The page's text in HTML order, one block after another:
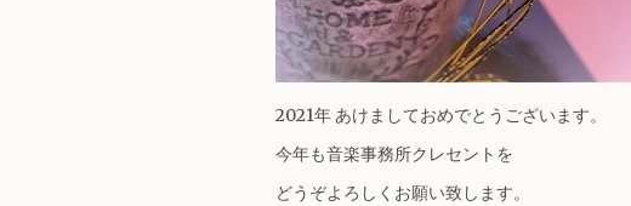
2021年 あけましておめでとうございます。
今年も音楽事務所クレセントを
どうぞよろしくお願い致します。